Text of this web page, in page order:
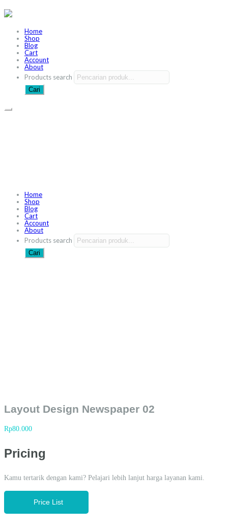
Home
Shop
Blog
Cart
Account
About
Products search
Cari
Home
Shop
Blog
Cart
Account
About
Products search
Cari
Layout Design Newspaper 02
Rp80.000
Pricing
Kamu tertarik dengan kami? Pelajari lebih lanjut harga layanan kami.
Price List